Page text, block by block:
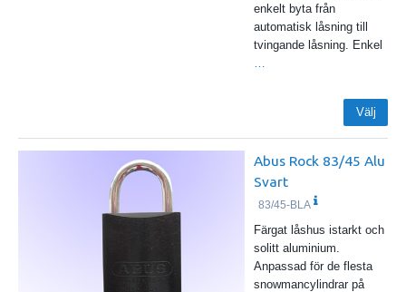
enkelt byta från
automatisk låsning till
tvingande låsning. Enkel
Välj
Abus Rock 83/45 Alu
Svart
83/45-BLA
Färgat låshus istarkt och
solitt aluminium.
Anpassad för de flesta
snowmancylindrar på